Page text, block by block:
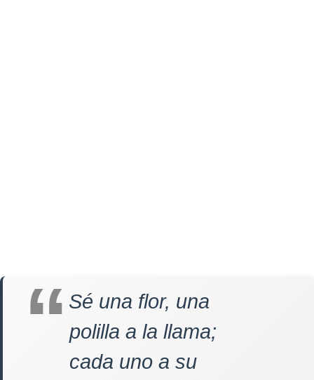
Sé una flor, una
polilla a la llama;
cada uno a su